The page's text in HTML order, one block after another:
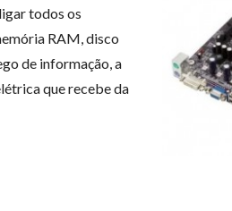
todos os
RAM, disco
de informação, a
que recebe da